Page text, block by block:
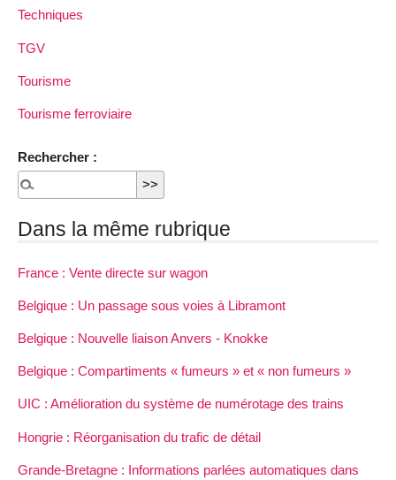
Techniques
TGV
Tourisme
Tourisme ferroviaire
Rechercher :
Dans la même rubrique
France : Vente directe sur wagon
Belgique : Un passage sous voies à Libramont
Belgique : Nouvelle liaison Anvers - Knokke
Belgique : Compartiments « fumeurs » et « non fumeurs »
UIC : Amélioration du système de numérotage des trains
Hongrie : Réorganisation du trafic de détail
Grande-Bretagne : Informations parlées automatiques dans